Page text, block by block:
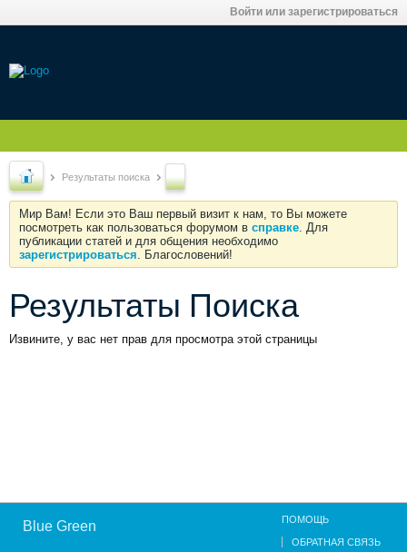
Войти или зарегистрироваться
Результаты поиска
Мир Вам! Если это Ваш первый визит к нам, то Вы можете
посмотреть как пользоваться форумом в справке. Для
публикации статей и для общения необходимо
зарегистрироваться. Благословений!
Результаты Поиска
Извините, у вас нет прав для просмотра этой страницы
Blue Green ПОМОЩЬ
ОБРАТНАЯ СВЯЗЬ